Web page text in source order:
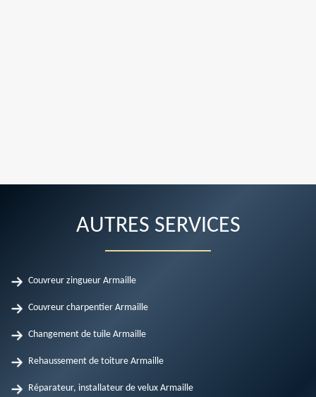
AUTRES SERVICES
Couvreur zingueur Armaille
Couvreur charpentier Armaille
Changement de tuile Armaille
Rehaussement de toiture Armaille
Réparateur, installateur de velux Armaille